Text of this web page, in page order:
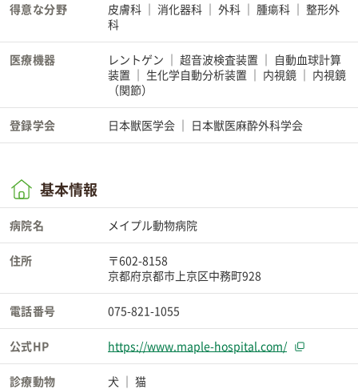
得意な分野 皮膚科 消化器科 外科 腫瘍科
整形外
科
医療機器 レントゲン 超音波検査装置
自動血球計算
装置
生化学自動分析装置 内視鏡
内視鏡
（関節）
登録学会 日本獣医学会 日本獣医麻酔外科学会
基本情報
病院名 メイプル動物病院
住所
〒602-8158
京都府京都市上京区中務町928
電話番号 075-821-1055
公式HP https://www.maple-hospital.com/
診療動物 犬 猫